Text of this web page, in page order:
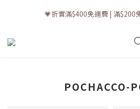
💗訂單一般送貨時間為3至5個工作天 (星
工作天)
💗折實滿$400免運費 | 滿$200
💗立即下載全新會員APP享有
POCHACCO-